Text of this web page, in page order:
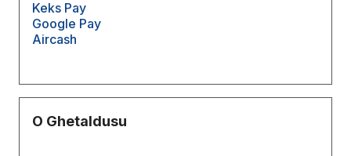
Keks Pay
Google Pay
Aircash
O Ghetaldusu